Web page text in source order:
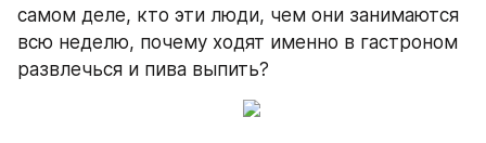
самом деле, кто эти люди, чем они занимаются
всю неделю, почему ходят именно в гастроном
развлечься и пива выпить?